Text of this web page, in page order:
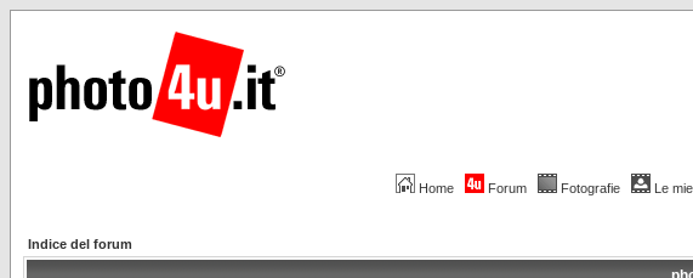
Home Forum Fotografie Le
Indice del forum